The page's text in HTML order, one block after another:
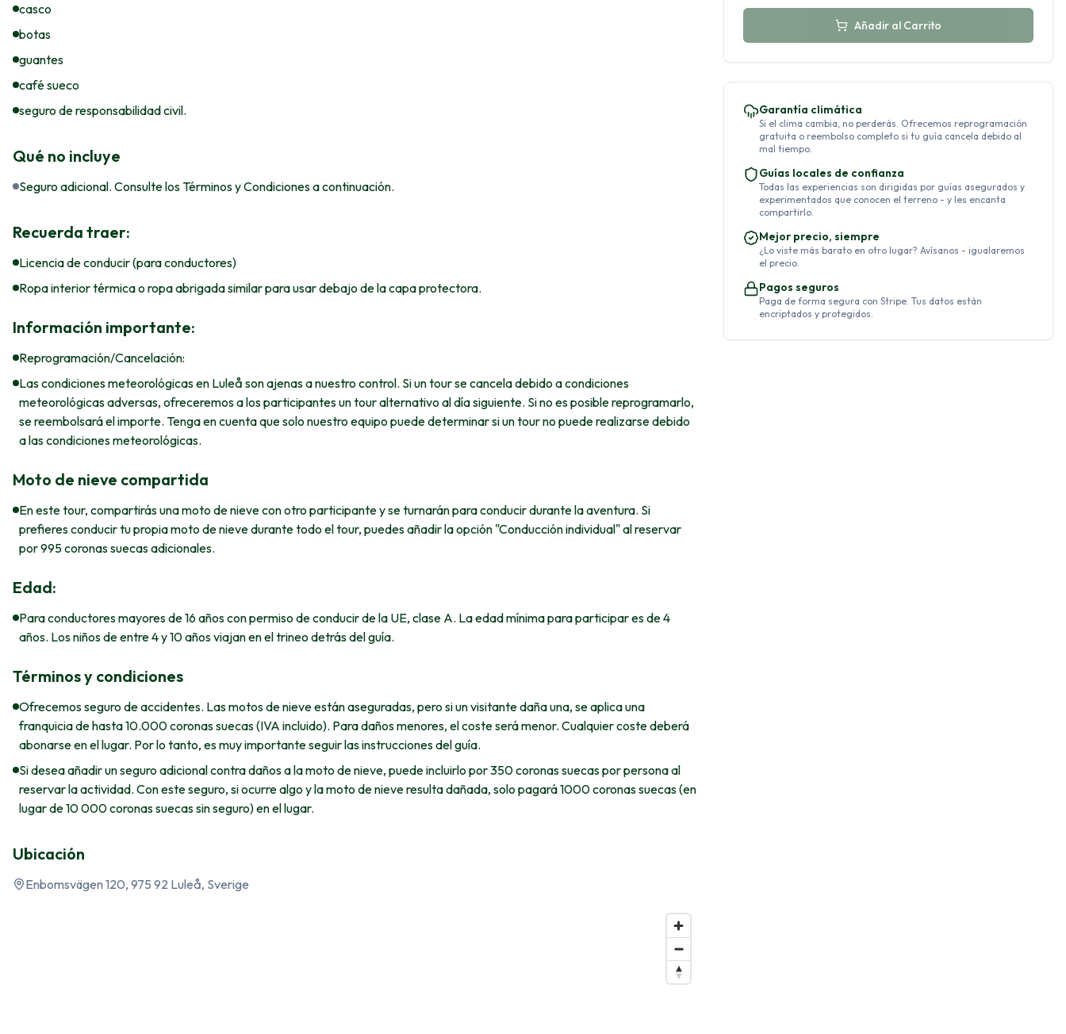
casco
botas
guantes
café sueco
seguro de responsabilidad civil.
Qué no incluye
Seguro adicional. Consulte los Términos y Condiciones a continuación.
Recuerda traer:
Licencia de conducir (para conductores)
Ropa interior térmica o ropa abrigada similar para usar debajo de la capa protectora.
Información importante:
Reprogramación/Cancelación:
Las condiciones meteorológicas en Luleå son ajenas a nuestro control. Si un tour se cancela debido a condiciones
meteorológicas adversas, ofreceremos a los participantes un tour alternativo al día siguiente. Si no es posible reprogramarlo,
se reembolsará el importe. Tenga en cuenta que solo nuestro equipo puede determinar si un tour no puede realizarse debido
a las condiciones meteorológicas.
Moto de nieve compartida
En este tour, compartirás una moto de nieve con otro participante y se turnarán para conducir durante la aventura. Si
prefieres conducir tu propia moto de nieve durante todo el tour, puedes añadir la opción "Conducción individual" al reservar
por 995 coronas suecas adicionales.
Edad:
Para conductores mayores de 16 años con permiso de conducir de la UE, clase A. La edad mínima para participar es de 4
años. Los niños de entre 4 y 10 años viajan en el trineo detrás del guía.
Términos y condiciones
Ofrecemos seguro de accidentes. Las motos de nieve están aseguradas, pero si un visitante daña una, se aplica una
franquicia de hasta 10.000 coronas suecas (IVA incluido). Para daños menores, el coste será menor. Cualquier coste deberá
abonarse en el lugar. Por lo tanto, es muy importante seguir las instrucciones del guía.
Si desea añadir un seguro adicional contra daños a la moto de nieve, puede incluirlo por 350 coronas suecas por persona al
reservar la actividad. Con este seguro, si ocurre algo y la moto de nieve resulta dañada, solo pagará 1000 coronas suecas (en
lugar de 10 000 coronas suecas sin seguro) en el lugar.
Ubicación
Enbomsvägen 120, 975 92 Luleå, Sverige
Añadir al Carrito
Garantía climática
Si el clima cambia, no perderás. Ofrecemos reprogramación
gratuita o reembolso completo si tu guía cancela debido al
mal tiempo.
Guías locales de confianza
Todas las experiencias son dirigidas por guías asegurados y
experimentados que conocen el terreno - y les encanta
compartirlo.
Mejor precio, siempre
¿Lo viste más barato en otro lugar? Avísanos - igualaremos
el precio.
Pagos seguros
Paga de forma segura con Stripe. Tus datos están
encriptados y protegidos.